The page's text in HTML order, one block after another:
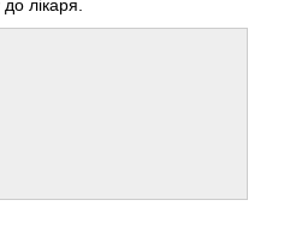
лікаря.